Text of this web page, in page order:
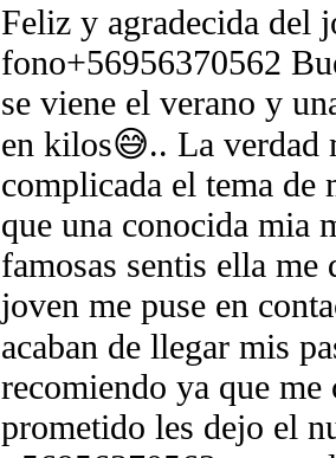
Feliz y agradecida del
fono+56956370562
se viene el verano y
en kilos😅.. La verdad
complicada el tema de
que una conocida mia
famosas sentis ella
joven me puse en
acaban de llegar mis
recomiendo ya que
prometido les dejo el